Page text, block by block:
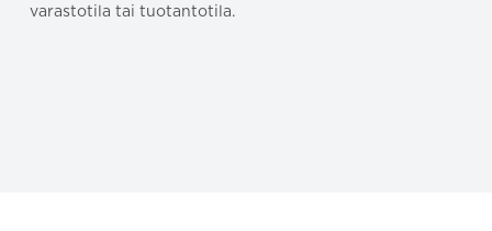
varastotila tai tuotantotila.